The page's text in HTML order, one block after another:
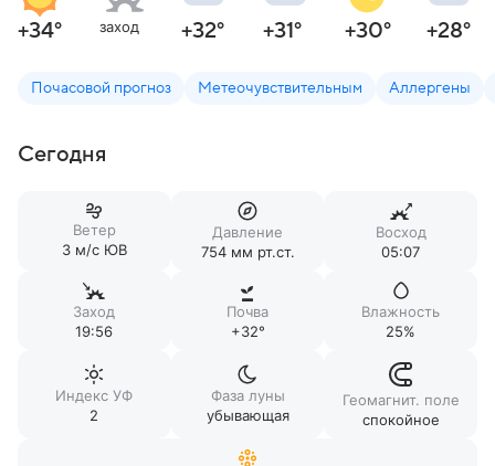
+34° заход +32° +31° +30° +28°
Почасовой прогноз Метеочувствительным Аллергены
Сегодня
Ветер
3 м/c ЮВ
Давление
754 мм рт.ст.
Восход
05:07
Заход
19:56
Почва
+32°
Влажность
25%
Индекс УФ
2
Фаза луны
убывающая
Геомагнит. поле
спокойное